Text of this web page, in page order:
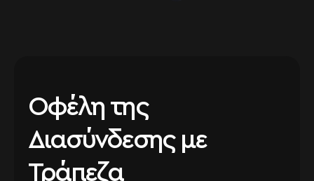
Οφέλη της
Διασύνδεσης με
Τράπεζα